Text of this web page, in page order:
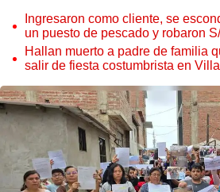
Ingresaron como cliente, se
un puesto de pescado y robaron
de VES
Hallan muerto a padre de familia
salir de fiesta costumbrista en